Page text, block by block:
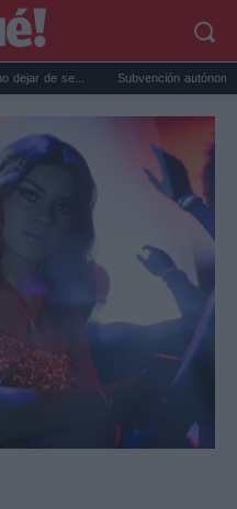
se... Subvención autónomos